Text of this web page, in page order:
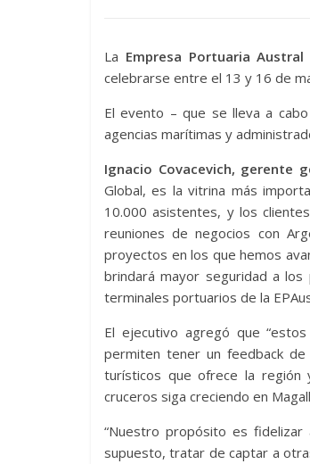
La Empresa Portuaria Austral
celebrarse entre el 13 y 16 de
El evento – que se lleva a
agencias marítimas y
Ignacio Covacevich, gerente
Global, es la vitrina más
10.000 asistentes, y los
reuniones de negocios con
proyectos en los que hemos
brindará mayor seguridad a
terminales portuarios de la
El ejecutivo agregó que
permiten tener un feedback
turísticos que ofrece la
cruceros siga creciendo en
“Nuestro propósito es fidelizar
supuesto, tratar de captar a